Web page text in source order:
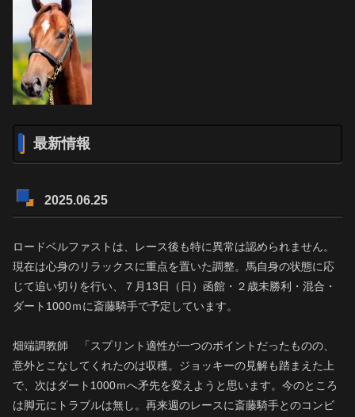
最新情報
2025.06.25
ロードベルファストは、レース後も特に異常は認められません。
現在は心身のリラックスに重点を置いた調整。馬自身の状態に応
じて追い切りを行い、７月13日（日）函館・２歳未勝利・混合・
ダート1000ｍに斎藤騎手で予定しています。
畑端調教師 「スプリント適性が一つのポイントだったものの、
意外とこなしてくれたのは収穫。ジョッキーの見解も踏まえた上
で、次はダート1000ｍへ矛先を変えようと思います。今のところ
は脚元にトラブルは無し。再来週のレースに斎藤騎手とのコンビ